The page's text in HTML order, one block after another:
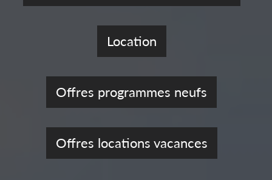
Location
Offres programmes neufs
Offres locations vacances